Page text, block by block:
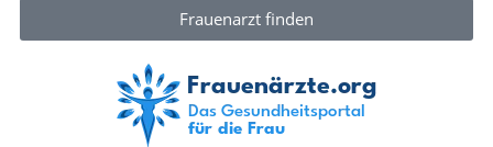
Frauenarzt finden